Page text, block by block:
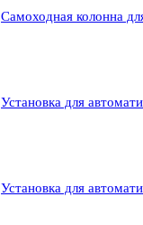
Самоходная колонна
Установка для
Установка для